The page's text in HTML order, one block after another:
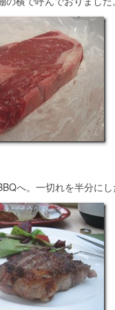
へ。一切れを半分にし